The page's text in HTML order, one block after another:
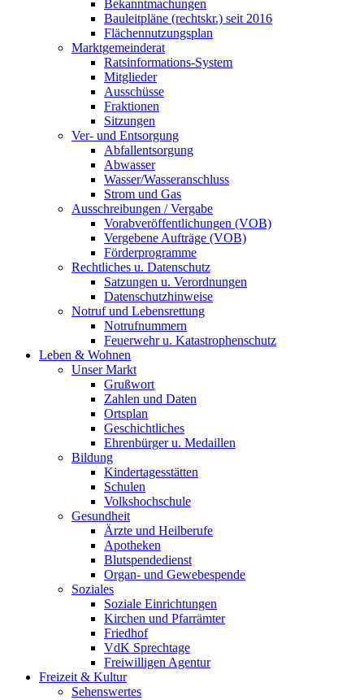
Bekanntmachungen
Bauleitpläne (rechtskr.) seit 2016
Flächennutzungsplan
Marktgemeinderat
Ratsinformations-System
Mitglieder
Ausschüsse
Fraktionen
Sitzungen
Ver- und Entsorgung
Abfallentsorgung
Abwasser
Wasser/Wasseranschluss
Strom und Gas
Ausschreibungen / Vergabe
Vorabveröffentlichungen (VOB)
Vergebene Aufträge (VOB)
Förderprogramme
Rechtliches u. Datenschutz
Satzungen u. Verordnungen
Datenschutzhinweise
Notruf und Lebensrettung
Notrufnummern
Feuerwehr u. Katastrophenschutz
Leben & Wohnen
Unser Markt
Grußwort
Zahlen und Daten
Ortsplan
Geschichtliches
Ehrenbürger u. Medaillen
Bildung
Kindertagesstätten
Schulen
Volkshochschule
Gesundheit
Ärzte und Heilberufe
Apotheken
Blutspendedienst
Organ- und Gewebespende
Soziales
Soziale Einrichtungen
Kirchen und Pfarrämter
Friedhof
VdK Sprechtage
Freiwilligen Agentur
Freizeit & Kultur
Sehenswertes